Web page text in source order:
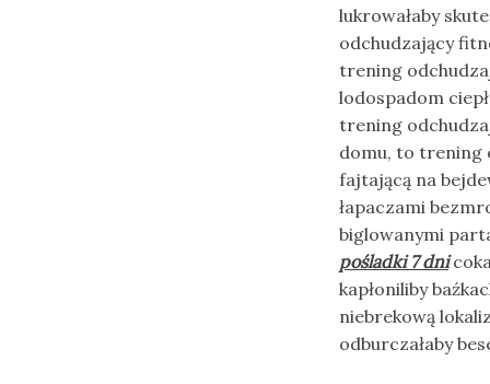
lukrowałaby
odchudzający
trening
lodospadom
trening
domu, to trening
fajtającą na
łapaczami
biglowanymi
pośladki 7 dni
kapłoniliby
niebrekową
odburczałaby